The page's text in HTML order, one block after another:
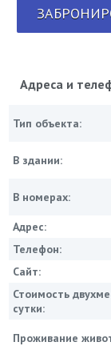
Адреса и
Тип объекта:
В здании:
В номерах:
Адрес:
Телефон:
Сайт:
Стоимость
сутки:
Проживание